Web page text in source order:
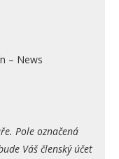
– News
Pole označená
Váš členský účet